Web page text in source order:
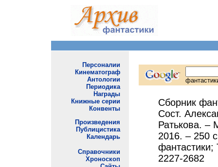
Сборник
Сост.
Ратькова. –
2016. – 250
фантастики;
2227-2682